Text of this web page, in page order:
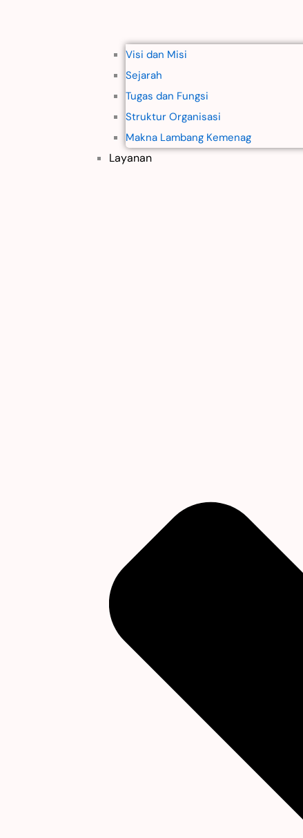
Visi dan Misi
Sejarah
Tugas dan Fungsi
Struktur Organisasi
Makna Lambang Kemenag
Layanan